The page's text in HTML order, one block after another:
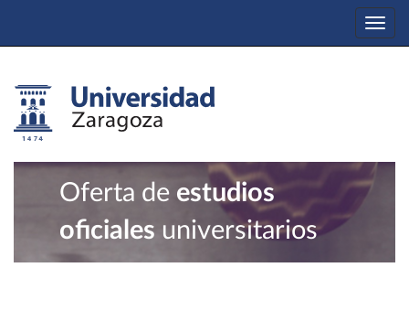
Oferta de estudios
oficiales universitarios